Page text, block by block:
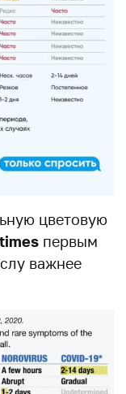
цветовую
первым
важнее